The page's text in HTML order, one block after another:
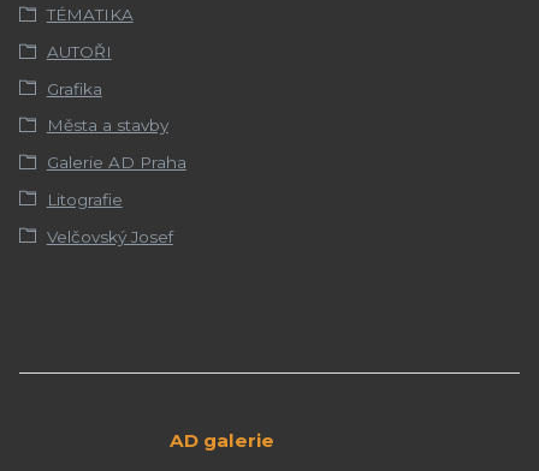
TÉMATIKA
AUTOŘI
Grafika
Města a stavby
Galerie AD Praha
Litografie
Velčovský Josef
AD galerie